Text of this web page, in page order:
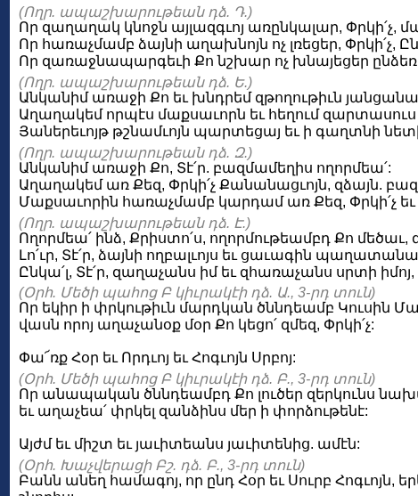
(Ողր. ապաշխարութեան դձ. Դ.)
Որ զաղաղակ կնոջն այլազգւոյ առընկալար,
Որ հառաչմամբ ձայնի աղախնոյն ոչ լռեցեր, Փրկի՛չ,
Որ զառաջնապարգեւի Քո նշխար ոչ խնայեցեր
(Ողր. ապաշխարութեան դձ. Ե.)
Անկանիմ առաջի Քո եւ խնդրեմ զթողութիւն
Աղաղակեմ որպէս մաքսաւորն եւ հեղում
Յաներեւոյթ թշնամւոյն պարտեցայ եւ ի գաղտնի
(Ողր. ապաշխարութեան դձ. Զ.)
Անկանիմ առաջի Քո, Տէ՛ր. բազմամեղիս ողորմեա՛:
Աղաղակեմ առ Քեզ, Փրկի՛չ Քանանացւոյն, զձայն.
Մաքսաւորին հառաչմամբ կարդամ առ Քեզ, Փրկի՛չ
(Ողր. ապաշխարութեան դձ. Է.)
Ողորմեա՛ ինձ, Քրիստո՛ս, ողորմութեամբդ Քո մեծաւ,
Լո՛ւր, Տէ՛ր, ձայնի ողբալւոյս եւ ցաւագին
Ընկա՛լ, Տէ՛ր, զաղաչանս իմ եւ զհառաչանս սրտի
(Օրհ. Մեծի պահոց Բ կիւրակէի դձ. Ա., 3-րդ տուն)
Որ եկիր ի փրկութիւն մարդկան ծննդեամբ Կուսին
վասն որոյ աղաչանօք մօր Քո կեցո՛ զմեզ, Փրկի՛չ:
Փա՜ռք Հօր եւ Որդւոյ եւ Հոգւոյն Սրբոյ:
(Օրհ. Մեծի պահոց Բ կիւրակէի դձ. Բ., 3-րդ տուն)
Որ անապական ծննդեամբդ Քո լուծեր զերկունս
եւ աղաչեա՛ փրկել զանձինս մեր ի փորձութենէ:
Այժմ եւ միշտ եւ յաւիտեանս յաւիտենից. ամէն:
(Օրհ. Խաչվերացի Բշ. դձ. Բ., 3-րդ տուն)
Բանն անեղ համագոյ, որ ընդ Հօր եւ Սուրբ Հոգւոյն,